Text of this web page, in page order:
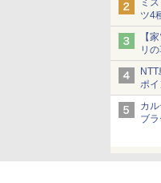
ミ
ツ4
【
リ
ポイ
カ
ブ